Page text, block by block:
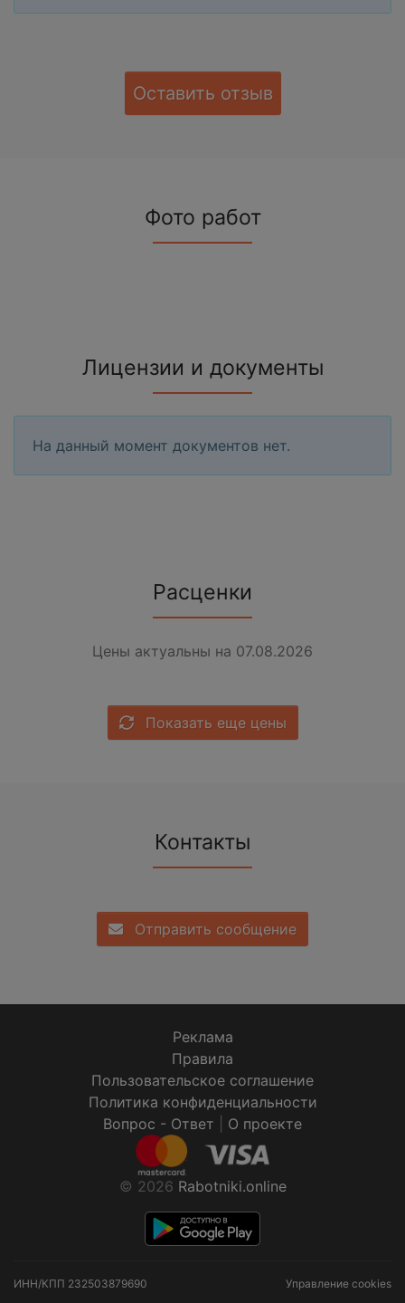
Оставить отзыв
Фото работ
Лицензии и документы
На данный момент документов нет.
Расценки
Цены актуальны на 07.08.2026
Показать еще цены
Контакты
Отправить сообщение
Реклама
Правила
Пользовательское соглашение
Политика конфиденциальности
Вопрос - Ответ
О проекте
© 2026 Rabotniki.online
ИНН/КПП 232503879690 Управление cookies